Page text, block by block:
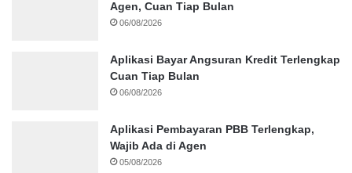
Agen, Cuan Tiap Bulan
06/08/2026
Aplikasi Bayar Angsuran Kredit Terlengkap
Cuan Tiap Bulan
06/08/2026
Aplikasi Pembayaran PBB Terlengkap,
Wajib Ada di Agen
05/08/2026